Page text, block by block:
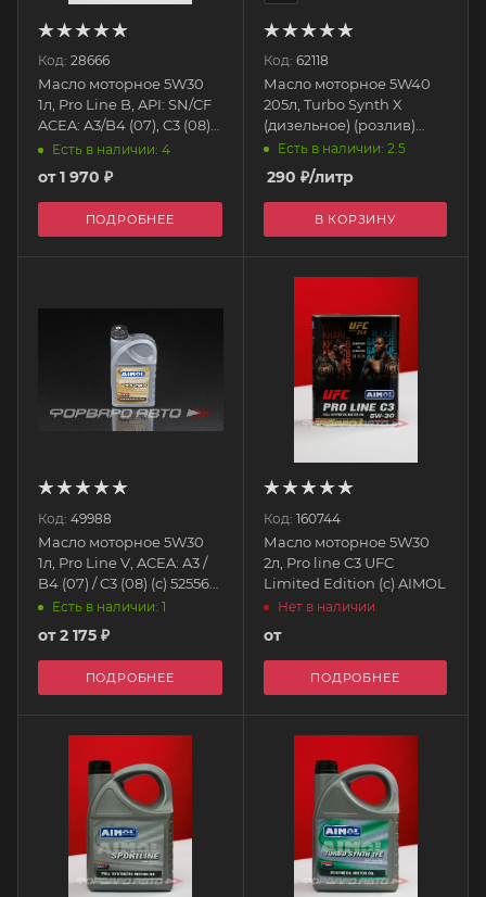
Код: 28666
Масло моторное 5W30
1л, Pro Line B, API: SN/CF
ACEA: A3/B4 (07), C3 (08)
(с) 79304 AIMOL
Есть в наличии: 4
от1 970 ₽
ПОДРОБНЕЕ
Код: 62118
Масло моторное 5W40
205л, Turbo Synth X
(дизельное) (розлив)
54716 AIMOL
Есть в наличии: 2.5
290 ₽/литр
В КОРЗИНУ
Код: 49988
Масло моторное 5W30
1л, Pro Line V, ACEA: A3 /
B4 (07) / C3 (08) (с) 52556
AIMOL
Есть в наличии: 1
от2 175 ₽
ПОДРОБНЕЕ
Код: 160744
Масло моторное 5W30
2л, Pro line C3 UFC
Limited Edition (c) AIMOL
Нет в наличии
от
ПОДРОБНЕЕ